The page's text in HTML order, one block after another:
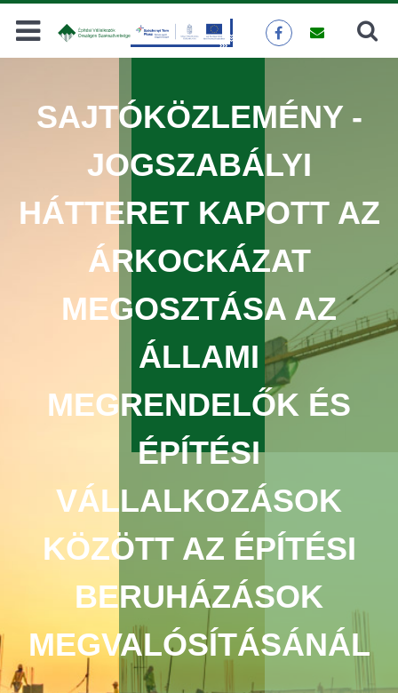
Keresés
SAJTÓKÖZLEMÉNY -
JOGSZABÁLYI
HÁTTERET KAPOTT AZ
ÁRKOCKÁZAT
MEGOSZTÁSA AZ
ÁLLAMI
MEGRENDELŐK ÉS
ÉPÍTÉSI
VÁLLALKOZÁSOK
KÖZÖTT AZ ÉPÍTÉSI
BERUHÁZÁSOK
MEGVALÓSÍTÁSÁNÁL